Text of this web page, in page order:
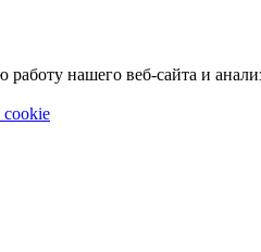
нашего веб-сайта и
cookie